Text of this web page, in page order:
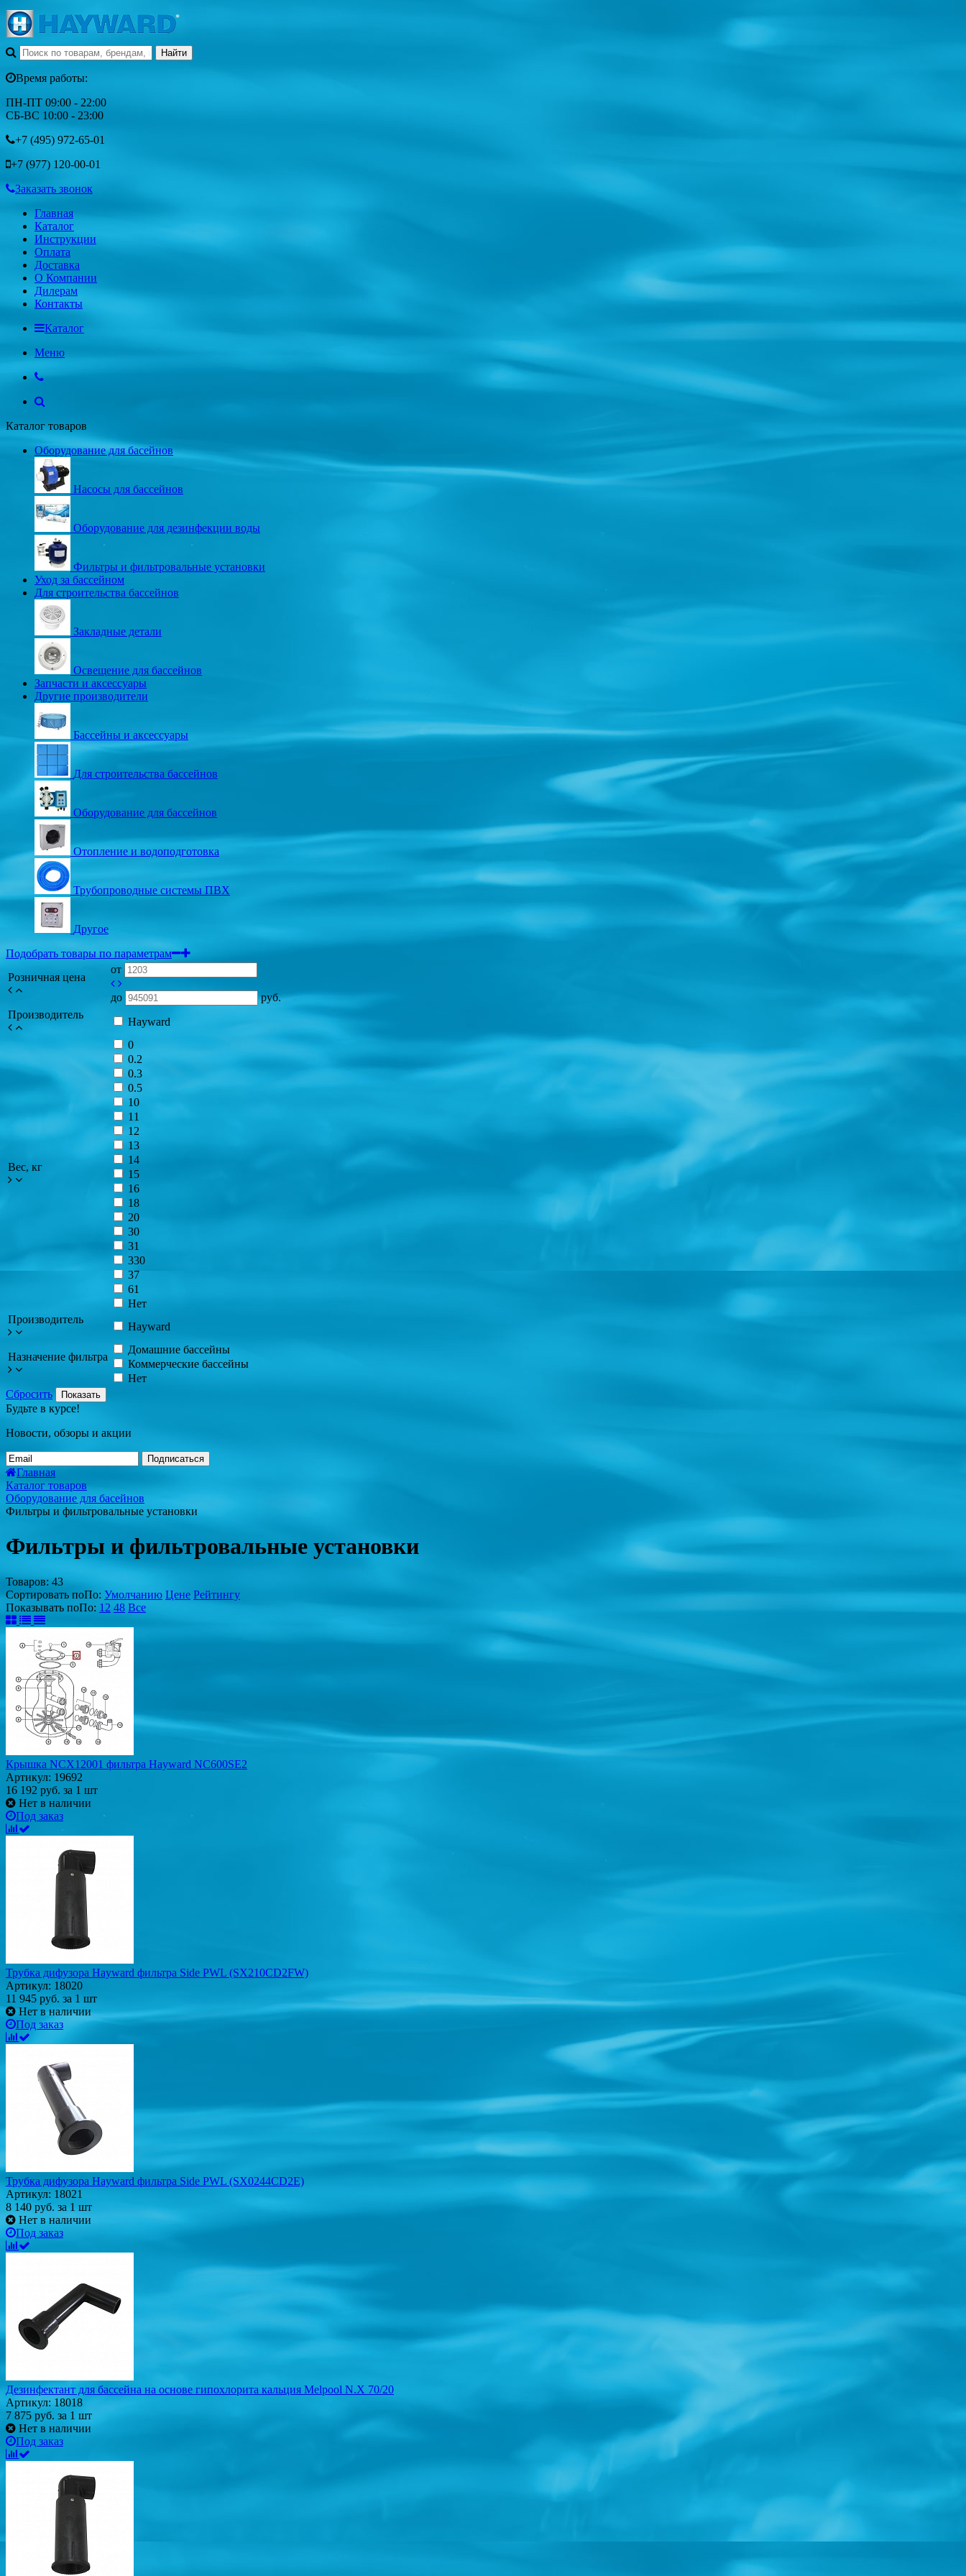
Время работы:
ПН-ПТ 09:00 - 22:00
СБ-ВС 10:00 - 23:00
+7 (495) 972-65-01
+7 (977) 120-00-01
Заказать звонок
Главная
Каталог
Инструкции
Оплата
Доставка
О Компании
Дилерам
Контакты
Каталог
Меню
Каталог товаров
Оборудование для басейнов
Насосы для бассейнов
Оборудование для дезинфекции воды
Фильтры и фильтровальные установки
Уход за бассейном
Для строительства бассейнов
Закладные детали
Освещение для бассейнов
Запчасти и аксессуары
Другие производители
Бассейны и аксессуары
Для строительства бассейнов
Оборудование для бассейнов
Отопление и водоподготовка
Трубопроводные системы ПВХ
Другое
Подобрать товары по параметрам
Розничная цена
от
до
руб.
Производитель
Hayward
Вес, кг
0
0.2
0.3
0.5
10
11
12
13
14
15
16
18
20
30
31
330
37
61
Нет
Производитель
Hayward
Назначение фильтра
Домашние бассейны
Коммерческие бассейны
Нет
Сбросить
Показать
Будьте в курсе!
Новости, обзоры и акции
Подписаться
Главная
Каталог товаров
Оборудование для басейнов
Фильтры и фильтровальные установки
Фильтры и фильтровальные установки
Товаров: 43
Сортировать поПо: Умолчанию Цене Рейтингу
Показывать поПо: 12 48 Все
Крышка NCX12001 фильтра Hayward NC600SE2
Артикул: 19692
16 192 руб. за 1 шт
Нет в наличии
Под заказ
Трубка дифузора Hayward фильтра Side PWL (SX210CD2FW)
Артикул: 18020
11 945 руб. за 1 шт
Нет в наличии
Под заказ
Трубка дифузора Hayward фильтра Side PWL (SX0244CD2E)
Артикул: 18021
8 140 руб. за 1 шт
Нет в наличии
Под заказ
Дезинфектант для бассейна на основе гипохлорита кальция Melpool N.X 70/20
Артикул: 18018
7 875 руб. за 1 шт
Нет в наличии
Под заказ